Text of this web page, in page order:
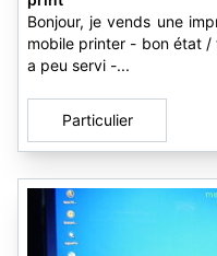
Bonjour, je vends une
mobile printer - bon état
a peu servi -...
Particulier